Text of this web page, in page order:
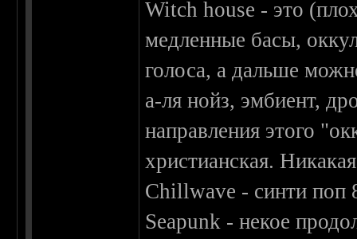
Witch house - это
медленные басы,
голоса, а дальше
а-ля нойз, эмбиент,
направления этого
христианская.
Chillwave - синти
Seapunk - некое